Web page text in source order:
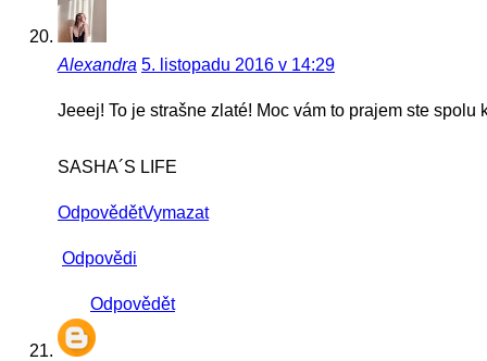
Alexandra 5. listopadu 2016 v 14:29
Jeeej! To je strašne zlaté! Moc vám to prajem ste spolu
SASHA´S LIFE
OdpovědětVymazat
Odpovědi
Odpovědět